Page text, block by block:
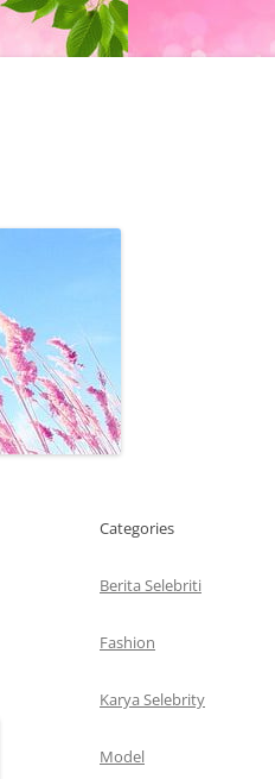
Categories
Berita Selebriti
Fashion
Karya Selebrity
Model